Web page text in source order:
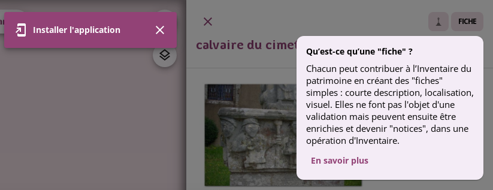
FICHE
calvaire du cimetière - Larré
Installer l'application
Qu’est-ce qu’une "fiche" ?
Chacun peut contribuer à l’Inventaire du
patrimoine en créant des "fiches"
simples : courte description, localisation,
visuel. Elles ne font pas l'objet d'une
validation mais peuvent ensuite être
enrichies et devenir "notices", dans une
opération d'Inventaire.
En savoir plus